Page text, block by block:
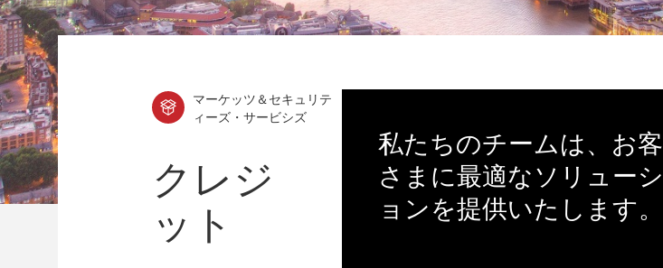
マーケッツ＆セキュリテ
ィーズ・サービシズ
クレジ
ット
私たちのチームは、お客
さまに最適なソリューシ
ョンを提供いたします。